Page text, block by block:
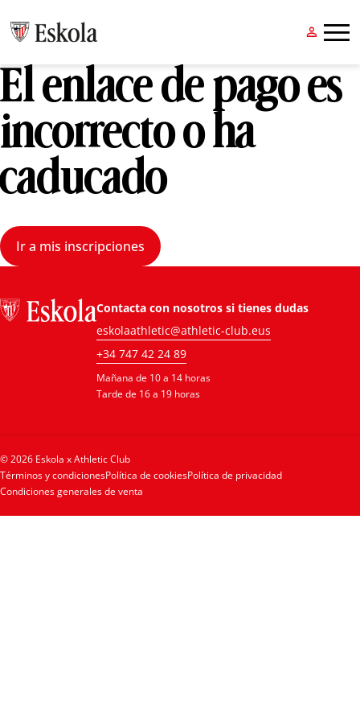
 
El enlace de pago es
incorrecto o ha
caducado
Ir a mis inscripciones
Contacta con nosotros si tienes dudas
eskolaathletic@athletic-club.eus
+34 747 42 24 89
Mañana de 10 a 14 horas
Tarde de 16 a 19 horas
© 2026 Eskola x Athletic Club
Términos y condicionesPolítica de cookiesPolítica de privacidad
Condiciones generales de venta